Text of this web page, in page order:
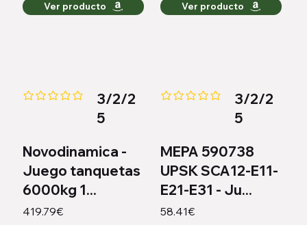
Ver producto Ver producto
Aún no hay calificaciones
3/2/2
5
Novodinamica -
Juego tanquetas
6000kg 1...
419.79€
Aún no hay calificaciones
3/2/2
5
MEPA 590738
UPSK SCA12-E11-
E21-E31 - Ju...
58.41€